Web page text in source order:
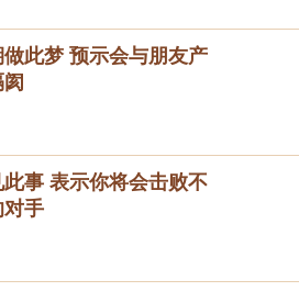
做此梦 预示会与朋友产
此事 表示你将会击败不
对手